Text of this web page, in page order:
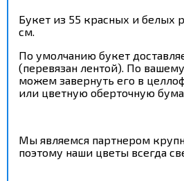
Букет из 55 красных и белых
см.
По умолчанию букет
(перевязан лентой). По
можем завернуть его в
или цветную оберточную
Мы являемся партнером
поэтому наши цветы всегда